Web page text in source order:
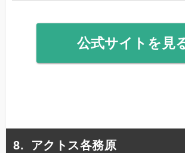
公式サイトを見
アクトス各務原